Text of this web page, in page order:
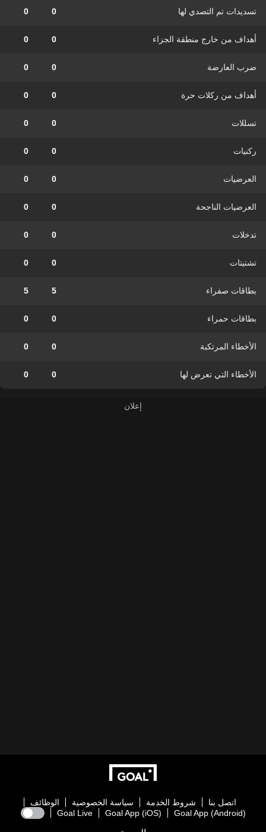
تسديدات تم التصدي لها 0
0
أهداف من خارج منطقة الجزاء 0
0
ضرب العارضة 0
0
أهداف من ركلات حرة 0
0
تسللات 0
0
ركنيات 0
0
العرضيات 0
0
العرضيات الناجحة 0
0
تدخلات 0
0
تشتيتات 0
0
بطاقات صفراء 5
5
بطاقات حمراء 0
0
الأخطاء المرتكبة 0
0
الأخطاء التي تعرض لها 0
0
اتصل بنا شروط الخدمة سياسة الخصوصية
الوظائف
Goal App (Android)
Goal App (iOS)
Goal Live